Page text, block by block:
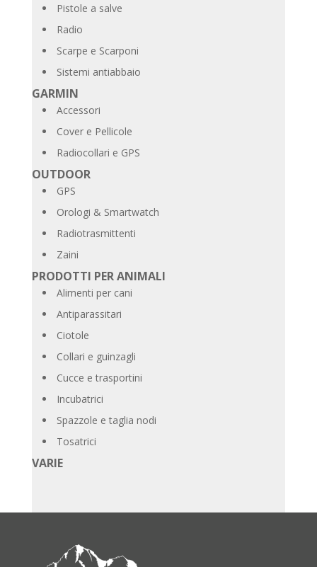
Pistole a salve
Radio
Scarpe e Scarponi
Sistemi antiabbaio
GARMIN
Accessori
Cover e Pellicole
Radiocollari e GPS
OUTDOOR
GPS
Orologi & Smartwatch
Radiotrasmittenti
Zaini
PRODOTTI PER ANIMALI
Alimenti per cani
Antiparassitari
Ciotole
Collari e guinzagli
Cucce e trasportini
Incubatrici
Spazzole e taglia nodi
Tosatrici
VARIE